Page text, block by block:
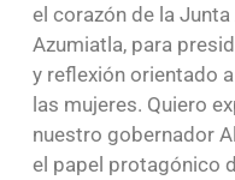
el corazón de la
Azumiatla, para
y reflexión orientado
las mujeres. Quiero
nuestro gobernador
el papel protagónico